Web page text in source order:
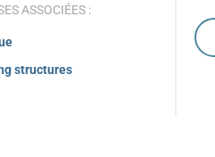
ASSOCIÉES :
structures